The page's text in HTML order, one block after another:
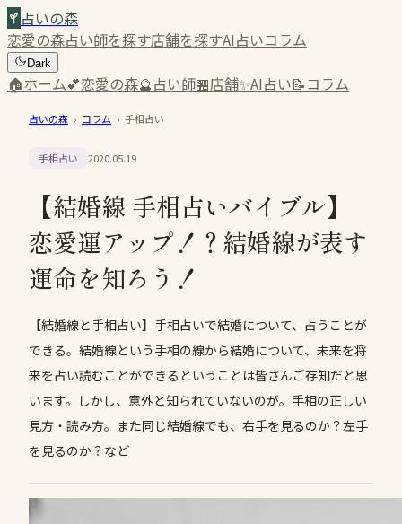
占いの森
恋愛の森占い師を探す店舗を探すAI占いコラム
Dark
🏠ホーム💕恋愛の森🔮占い師🏪店舗✨AI占い📝コラム
占いの森 › コラム › 手相占い
手相占い 2020.05.19
【結婚線 手相占いバイブル】
恋愛運アップ！？結婚線が表す
運命を知ろう！
【結婚線と手相占い】手相占いで結婚について、占うことが
できる。結婚線という手相の線から結婚について、未来を将
来を占い読むことができるということは皆さんご存知だと思
います。しかし、意外と知られていないのが。手相の正しい
見方・読み方。また同じ結婚線でも、右手を見るのか？左手
を見るのか？など